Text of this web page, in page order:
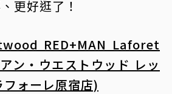
更好逛了！
RED+MAN Laforet
ン・ウエストウッド レッ
フォーレ原宿店)